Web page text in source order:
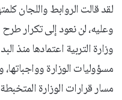
لقد قالت الروابط واللجان
وعليه، لن نعود إلى تكرار
وزارة التربية اعتمادها منذ
مسؤوليات الوزارة
مسار قرارات الوزارة